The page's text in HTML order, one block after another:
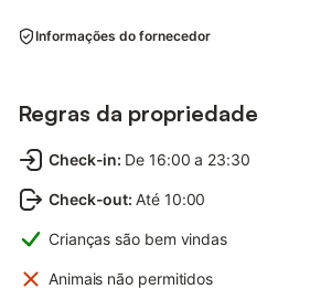
Informações do fornecedor
Regras da propriedade
Check-in: De 16:00 a 23:30
Check-out: Até 10:00
Crianças são bem vindas
Animais não permitidos